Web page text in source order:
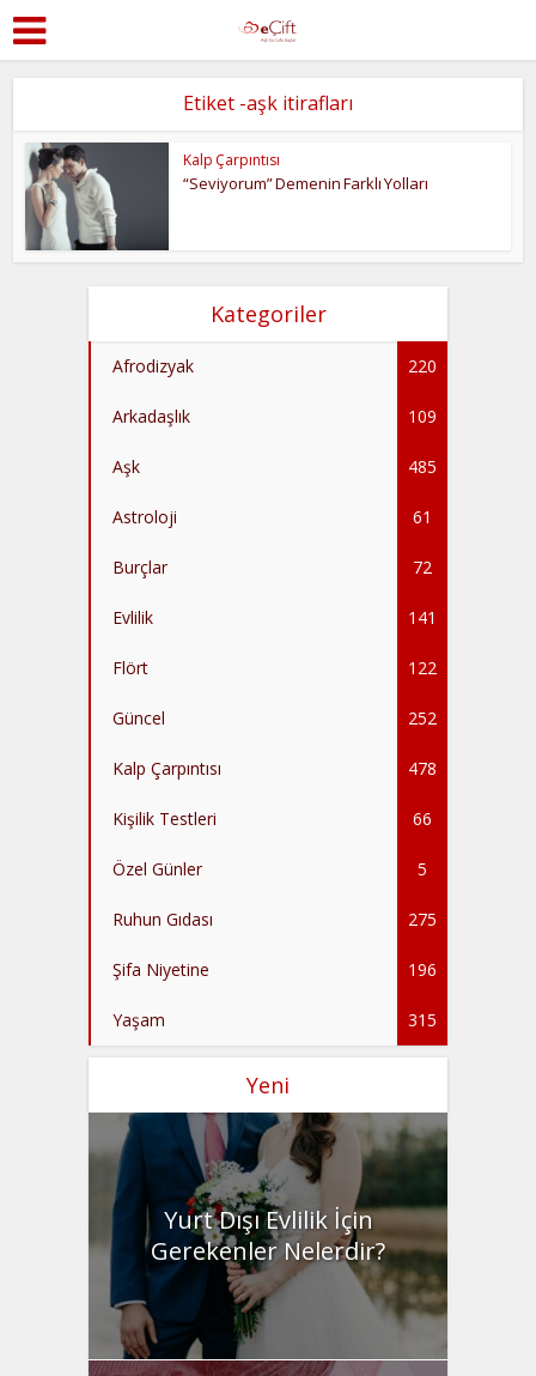
Etiket -aşk itirafları
Kalp Çarpıntısı
“Seviyorum” Demenin Farklı Yolları
Kategoriler
Afrodizyak 220
Arkadaşlık 109
Aşk 485
Astroloji 61
Burçlar 72
Evlilik 141
Flört 122
Güncel 252
Kalp Çarpıntısı 478
Kişilik Testleri 66
Özel Günler 5
Ruhun Gıdası 275
Şifa Niyetine 196
Yaşam 315
Yeni
Yurt Dışı Evlilik İçin
Gerekenler Nelerdir?